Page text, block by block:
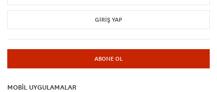
GIRIŞ YAP
ABONE OL
MOBİL UYGULAMALAR